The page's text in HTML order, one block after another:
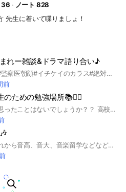
36
ノート 828
先生に着いて喋りましょ！
れー雑談&ドラマ語り合い♪
月9応援オプチャ🥰 #監察医朝顔#イチケイのカラス#絶対零度#ラジエーションハウス#シャーロック#スーツ #コードブルー #のだめカンタービレ #コンフィデンスマンJP #NightDoctor#ナイトドクター #アバランチ 新月9🆕#ONE DAY〜聖夜のから騒ぎ〜 #真夏のシンデレラ #教場～0～木村拓哉 #女神の教室~リーガル青春白書~ #北川景子 #PICU~小児集中治療室~ #吉沢亮#高杉真宙 #元彼の遺言状 などなどいろんな月９(月10)ドラマを応援しよう！ #月9#月曜日#ドラマ #競争の番人 #坂口健太郎 #ミステリと言う勿れ #綾瀬はるか #菅田将暉 #綾野剛 #上野樹里 #時任三郎 #竹野内豊 #黒木華 #本田翼 #窪田正孝 #広瀬アリス #鈴木伸之 #玉木宏 #沢村一樹 #横山裕 #岩田剛典 #ディーンフジオカ #山下智久 #新垣結衣 #成田凌 #織田裕二 #中島裕翔 #中村アン #新田真剣佑 #風間俊介 #山口智子 #志田未来 #新木優子 #ともさかりえ #加藤柚凪 #戸次重幸 #森本慎太郎 #鈴木伸之 #長澤まさみ #小日向文世 #田中圭 #波瑠 #岸優太 #飯豊まりえ #北村匠海 #岡崎紗絵 #林遣都 #語りたい人募集中！！！！！ 沢山話そ‬ ܸ. ̫ .ܸ ‪ 他のオプチャの宣伝はノートのみにお願いします🙇‍♀️ (#副管理者募集中((ﾋｿｯ…長い期間いてくれる人に…) 参加者禁止リスト編集しましたー！ 退会したあとでも再参加禁止にできるのでご理解ください。
前
ための勉強場所📚✍🏻
皆さんこんなことは思ったことはないでしょうか？？ 高校受験が不安だ…！！！ 高校に入っても勉強について行けるか分からない…！！！ そこでこのオプの出番です。 ここは中学1年から高校3年の人たちが集まって勉強するところです 別に中学3年生になってない中学生の皆さんでも入ることができますよ そのため一貫してオプに入り続けることができます！ 皆さんの加入を心からお待ちしています #高校受験 #大学受験 #中学生 #高校生 #勉強 #内申 #教え合い
音楽が好きな人！それから音高、音大、音楽留学などなどに進みたい人！ぜひこのオプにいらっしゃい！😌 困ってることとか相談できたりできたら嬉しいです！ 音楽好きな方なら誰でも大歓迎です！ 男子でも女子でも性別なんて関係ありません！※管理人はこれでも男子なんですよ ですから、是非とも来てください！ もちろん雑談🆗です！！ なんでも話しましょ〜❕ #音楽#楽器#音高#音大#芸大#音楽高校#音楽大学#楽典#ソルフェージュ#ピアノ #Mrs. GREEN APPLE #Novelbright #ミセス#tuki.#Ado#吹奏楽#藝高#歌 #カラオケ#K-POP#JPOP#ボカロ#邦楽#洋楽#Mrs. GREEN APPLE